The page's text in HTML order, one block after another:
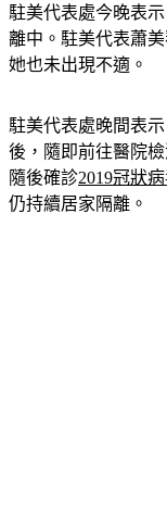
駐美代表處今晚表
離中。駐美代表蕭
她也未出現不適。
駐美代表處晚間表
後，隨即前往醫院
隨後確診2019冠狀
仍持續居家隔離。